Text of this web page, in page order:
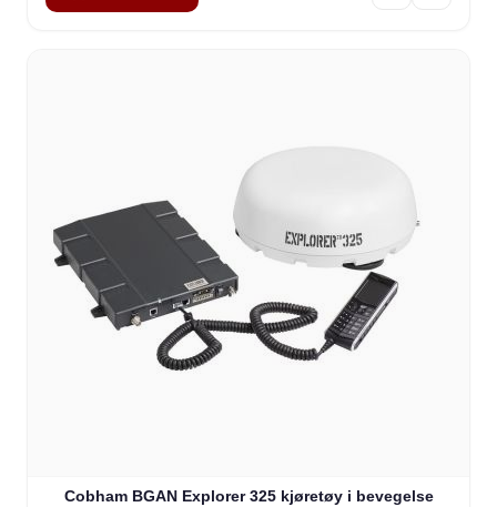
Cobham BGAN Explorer 325 kjøretøy i bevegelse